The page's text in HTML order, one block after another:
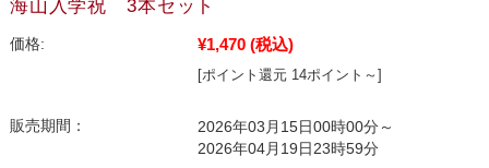
海山入学祝 3本セット
価格: ¥1,470 (税込)
[ポイント還元 14ポイント～]
販売期間：
2026年03月15日00時00分～
2026年04月19日23時59分